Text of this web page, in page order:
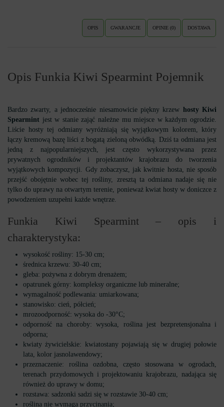
OPIS GWARANCJE OPINIE (0) DOSTAWA
Opis Funkia Kiwi Spearmint Pojemnik
Bardzo zwarty, a jednocześnie niesamowicie piękny krzew hosty Kiwi
Spearmint jest w stanie zająć należne mu miejsce w każdym ogrodzie.
Liście hosty tej odmiany wyróżniają się wyjątkowym kolorem, który
łączy kremową bazę liści z bogatą zieloną obwódką. Dziś ta odmiana jest
jedną z najpopularniejszych, jest często wykorzystywana przez
prywatnych ogrodników i projektantów krajobrazu do tworzenia
wyjątkowych kompozycji. Gdy zobaczysz, jak kwitnie hosta, nie sposób
przejść obojętnie wobec tej rośliny, zresztą ta odmiana nadaje się nie
tylko do uprawy na otwartym terenie, ponieważ kwiat hosty w doniczce z
powodzeniem uzupełni każde wnętrze.
Funkia Kiwi Spearmint – opis i
charakterystyka:
wysokość rośliny: 15-30 cm;
średnica krzewu: 30-40 cm;
gleba: pożywna z dobrym drenażem;
opatrunek górny: kompleksy organiczne lub mineralne;
wymagalność podlewania: umiarkowana;
stanowisko: cień, półcień;
mrozoodporność: wysoka do -30°С;
odporność na choroby: wysoka, roślina jest bezpretensjonalna i
odporna;
kwiaty żywicielskie: kwiatostany pojawiają się w drugiej połowie
lata, kolor jasnolawendowy;
przeznaczenie: roślina ozdobna, często stosowana w ogrodach,
terenach przydomowych i projektowaniu krajobrazu, nadająca się
również do uprawy w domu;
rozstawa: sadzonki sadzi się w rozstawie 30-40 cm;
roślina nie wymaga przycinania;